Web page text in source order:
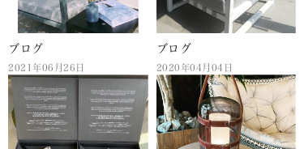
ブログ
2021年06月26日
ブログ
2020年04月04日